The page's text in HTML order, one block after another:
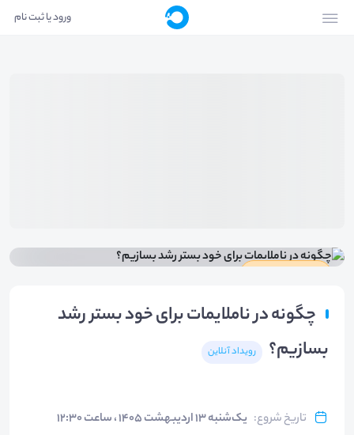
ورود یا ثبت نام
چگونه در ناملایمات برای خود بستر رشد
بسازیم؟
رویداد آنلاین
تاریخ شروع: یک‌شنبه ۱۳ اردیبهشت ۱۴۰۵ ، ساعت ۱۲:۳۰